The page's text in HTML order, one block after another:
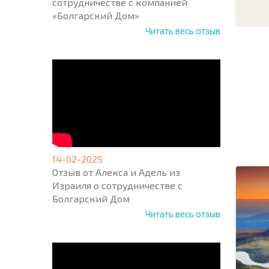
«Болгарский Дом»
Читать весь отзыв
14-02-2025
Отзыв от Алекса и Адель из
Израиля о сотрудничестве с
Болгарский Дом
Читать весь отзыв
States
+1
* Поля